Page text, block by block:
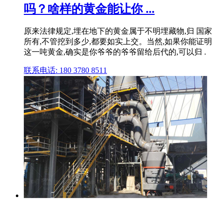
吗？啥样的黄金能让你 ...
原来法律规定,埋在地下的黄金属于不明埋藏物,归 国家
所有,不管挖到多少,都要如实上交。当然,如果你能证明
这一吨黄金,确实是你爷爷的爷爷留给后代的,可以归 .
联系电话: 180 3780 8511